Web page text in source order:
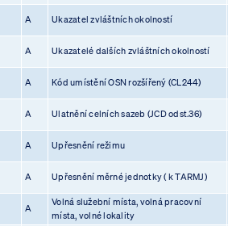
A Ukazatel zvláštních okolností
A Ukazatelé dalších zvláštních okolností
A Kód umístění OSN rozšířený (CL244)
A Ulatnění celních sazeb (JCD odst.36)
A Upřesnění režimu
A Upřesnění měrné jednotky ( k TARMJ)
A
Volná služební místa, volná pracovní
místa, volné lokality